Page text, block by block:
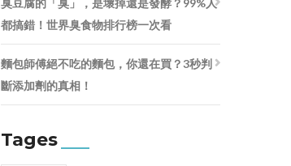
臭豆腐的「臭」，是壞掉還是發酵？99%人
都搞錯！世界臭食物排行榜一次看
麵包師傅絕不吃的麵包，你還在買？3秒判
斷添加劑的真相！
Tages